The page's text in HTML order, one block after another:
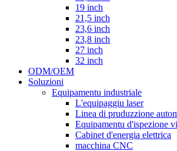
19 inch
21,5 inch
23,6 inch
23,8 inch
27 inch
32 inch
ODM/OEM
Soluzioni
Equipamentu industriale
L'equipaggiu laser
Linea di pruduzzione
Equipamentu d'ispezione
Cabinet d'energia elettrica
macchina CNC